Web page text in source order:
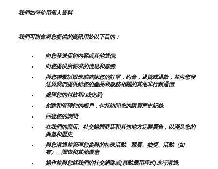
我們如何使用個人資料
我們可能會將您提供的資訊用於以下目的：
向您發送促銷內容或其他通信;
向您提供所要求的信息和服務;
與您聯繫以跟進或確認您的訂單，約會，退貨或退款，並向您發
送與我們提供給您的產品和服務相關的其他非行銷通信;
處理您的付款和/或交易;
創建和管理您的帳戶，包括訪問您的購買歷史記錄;
回復您的詢問;
在我們的商店、社交媒體商店和其他地方定製廣告，以滿足您的
興趣和歷史;
與您溝通並管理您參與的特殊活動、競賽、抽獎、活動（如
有）、調查和其他優惠;
操作並與您就我們的社交網路或[移動應用程式]進行溝通;